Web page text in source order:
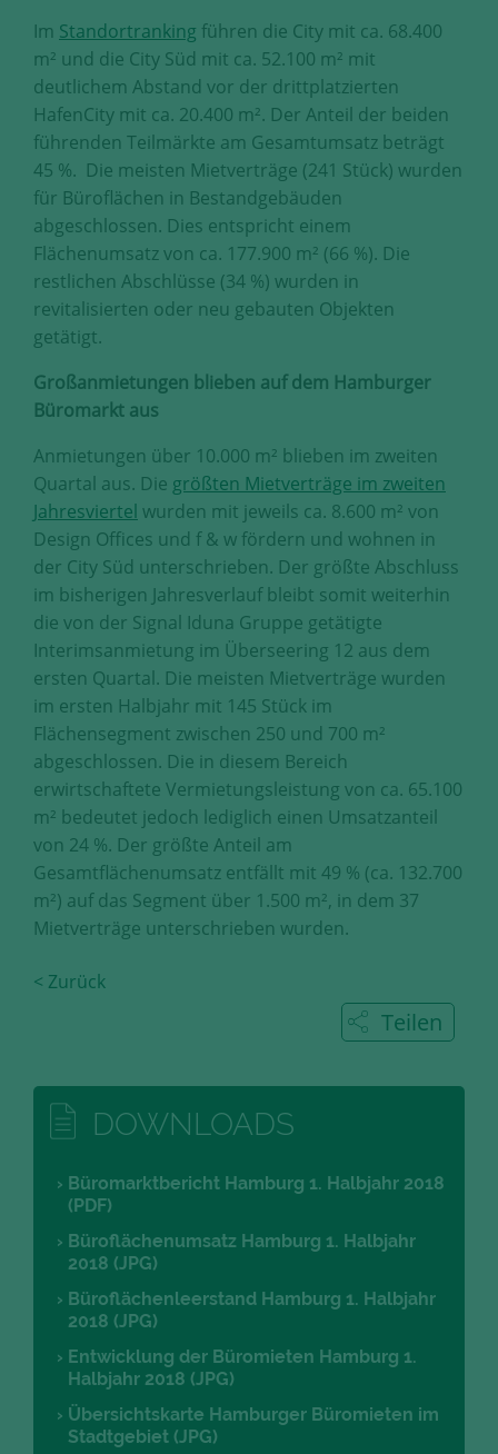
Im Standortranking führen die City mit ca. 68.400
m² und die City Süd mit ca. 52.100 m² mit
deutlichem Abstand vor der drittplatzierten
HafenCity mit ca. 20.400 m². Der Anteil der beiden
führenden Teilmärkte am Gesamtumsatz beträgt
45 %. Die meisten Mietverträge (241 Stück) wurden
für Büroflächen in Bestandgebäuden
abgeschlossen. Dies entspricht einem
Flächenumsatz von ca. 177.900 m² (66 %). Die
restlichen Abschlüsse (34 %) wurden in
revitalisierten oder neu gebauten Objekten
getätigt.
Großanmietungen blieben auf dem Hamburger
Büromarkt aus
Anmietungen über 10.000 m² blieben im zweiten
Quartal aus. Die größten Mietverträge im zweiten
Jahresviertel wurden mit jeweils ca. 8.600 m² von
Design Offices und f & w fördern und wohnen in
der City Süd unterschrieben. Der größte Abschluss
im bisherigen Jahresverlauf bleibt somit weiterhin
die von der Signal Iduna Gruppe getätigte
Interimsanmietung im Überseering 12 aus dem
ersten Quartal. Die meisten Mietverträge wurden
im ersten Halbjahr mit 145 Stück im
Flächensegment zwischen 250 und 700 m²
abgeschlossen. Die in diesem Bereich
erwirtschaftete Vermietungsleistung von ca. 65.100
m² bedeutet jedoch lediglich einen Umsatzanteil
von 24 %. Der größte Anteil am
Gesamtflächenumsatz entfällt mit 49 % (ca. 132.700
m²) auf das Segment über 1.500 m², in dem 37
Mietverträge unterschrieben wurden.
< Zurück
Teilen
DOWNLOADS
Büromarktbericht Hamburg 1. Halbjahr 2018
(PDF)
Büroflächenumsatz Hamburg 1. Halbjahr
2018 (JPG)
Büroflächenleerstand Hamburg 1. Halbjahr
2018 (JPG)
Entwicklung der Büromieten Hamburg 1.
Halbjahr 2018 (JPG)
Übersichtskarte Hamburger Büromieten im
Stadtgebiet (JPG)